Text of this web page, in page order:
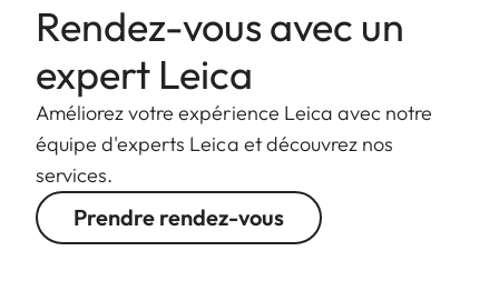
Rendez-vous avec un
expert Leica
Améliorez votre expérience Leica avec notre
équipe d'experts Leica et découvrez nos
services.
Prendre rendez-vous